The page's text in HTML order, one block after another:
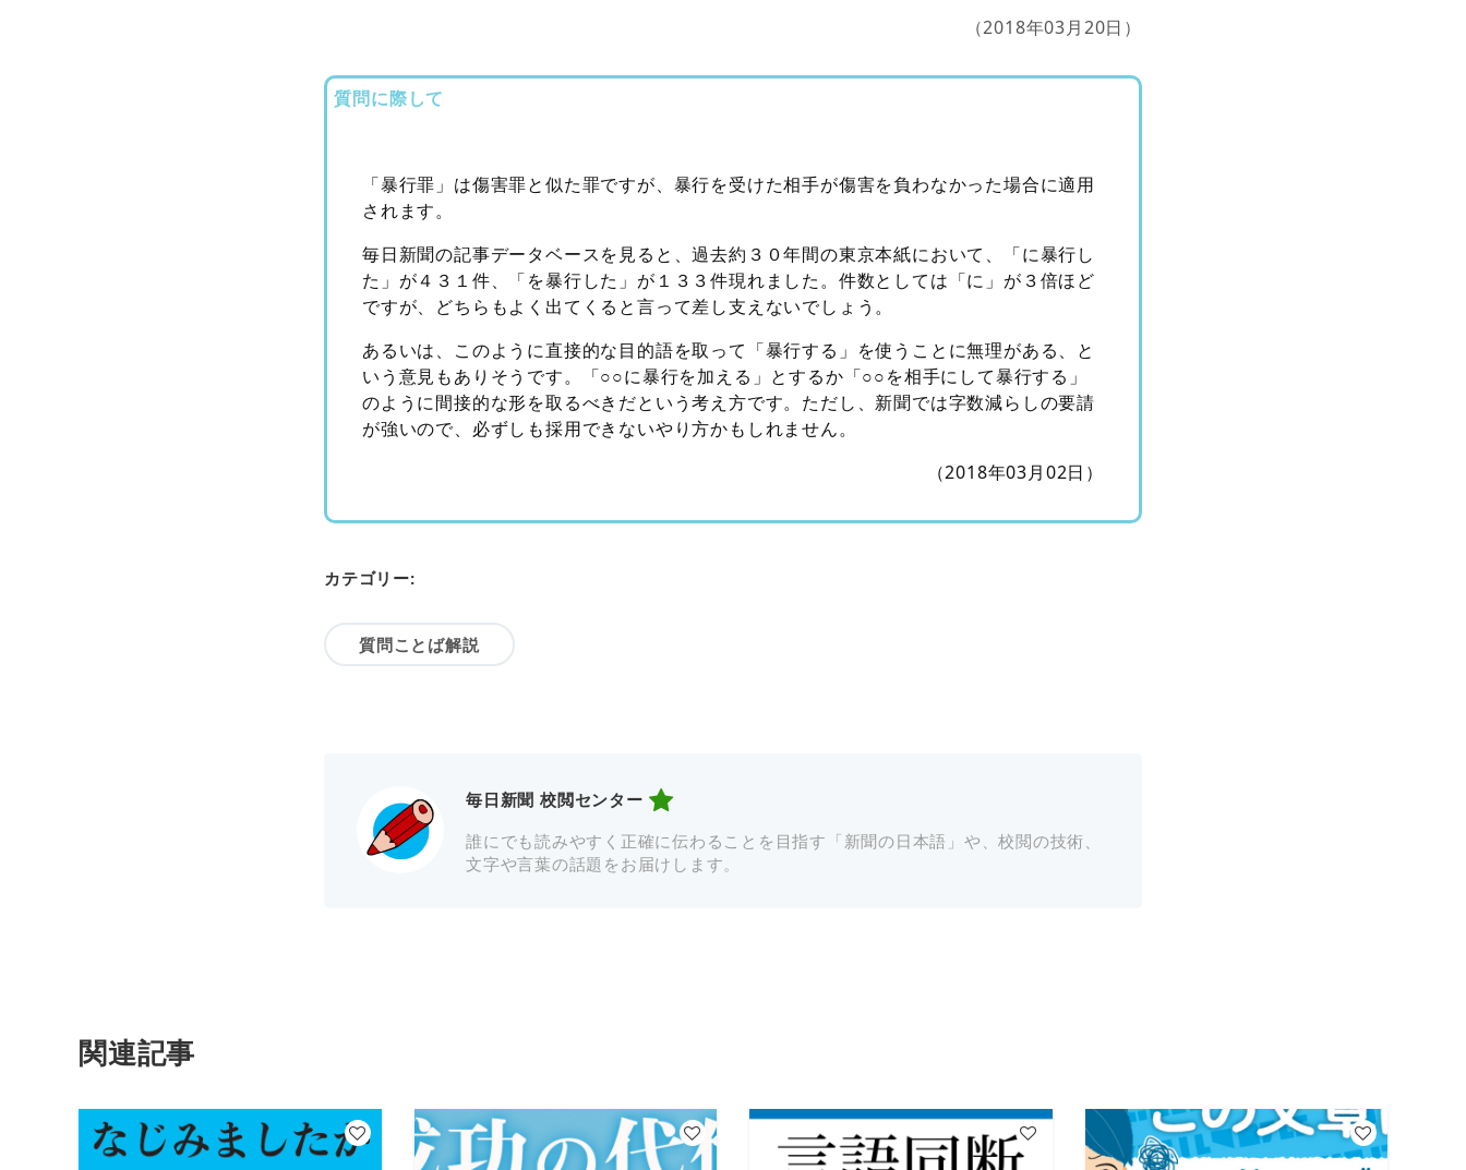
（2018年03月20日）
質問に際して
「暴行罪」は傷害罪と似た罪ですが、暴行を受けた相手が傷害を負わなかった場合に適用
されます。
毎日新聞の記事データベースを見ると、過去約３０年間の東京本紙において、「に暴行し
た」が４３１件、「を暴行した」が１３３件現れました。件数としては「に」が３倍ほど
ですが、どちらもよく出てくると言って差し支えないでしょう。
あるいは、このように直接的な目的語を取って「暴行する」を使うことに無理がある、と
いう意見もありそうです。「○○に暴行を加える」とするか「○○を相手にして暴行する」
のように間接的な形を取るべきだという考え方です。ただし、新聞では字数減らしの要請
が強いので、必ずしも採用できないやり方かもしれません。
（2018年03月02日）
カテゴリー:
質問ことば解説
毎日新聞 校閲センター
誰にでも読みやすく正確に伝わることを目指す「新聞の日本語」や、校閲の技術、
文字や言葉の話題をお届けします。
関連記事